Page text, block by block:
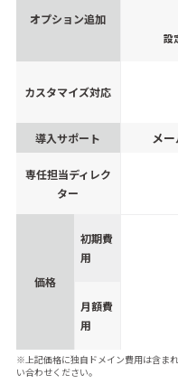
オプション追加
設
カスタマイズ対応
導入サポート メ
専任担当ディレク
ター
価格
初期費
用
月額費
用
※上記価格に独自ドメイン費用は含ま
い合わせください。